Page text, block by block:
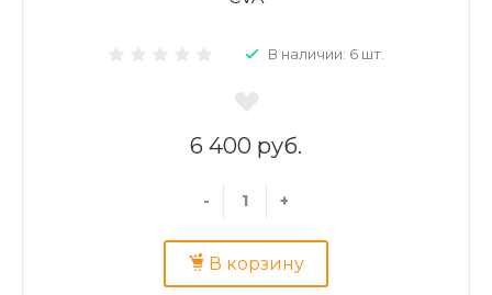
В наличии: 6 шт.
6 400 руб.
- +
В корзину